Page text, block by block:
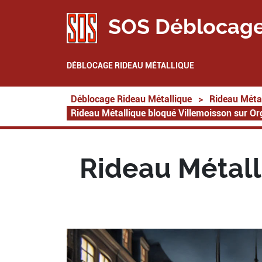
SOS
DÉBLOCAGE RIDEAU MÉTALLIQUE
Déblocage Rideau Métallique >
Rideau
Rideau Métallique bloqué Villemoisson sur
Rideau